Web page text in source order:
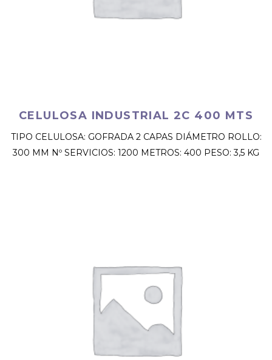
CELULOSA INDUSTRIAL 2C 400 MTS
TIPO CELULOSA: GOFRADA 2 CAPAS DIÁMETRO ROLLO:
300 MM Nº SERVICIOS: 1200 METROS: 400 PESO: 3,5 KG